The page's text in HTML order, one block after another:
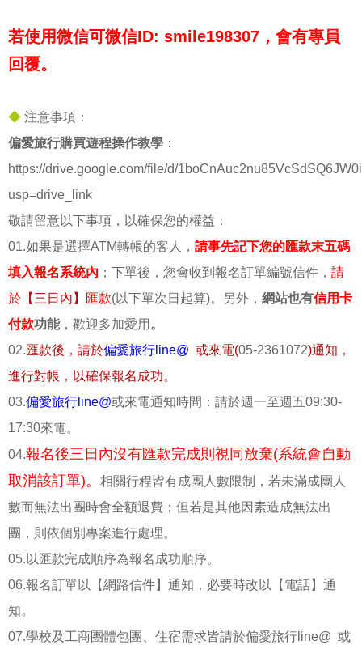
若使用微信可微信ID: smile198307，會有專員
回覆。
◆ 注意事項：
偏愛旅行購買遊程操作教學 ：
https://drive.google.com/file/d/
usp=drive_link
敬請留意以下事項，以確保您的權益：
01.如果是選擇ATM轉帳的客人， 請事先記下您的匯款末五碼
填入報名系統內 ；下單後，您會收到報名訂單編號信件， 請
於 【三日內】 匯款(以下單次日起算)。另外， 網站也有信用卡
付款功能，歡迎多加愛用 。
02.匯款後，請於偏愛旅行line@ 或來電(05-2361072)通知，
進行對帳，以確保報名成功。
03.偏愛旅行line@或來電通知時間：請於週一至週五09:30-
17:30來電。
04.報名後三日內沒有匯款完成則視同放棄(系統會自動
取消該訂單)。 相關行程皆有成團人數限制，若未滿成團人
數而無法出團時會全額退費；但若是其他因素造成無法出
團，則依個別專案進行處理。
05.以匯款完成順序為報名成功順序。
06.報名訂單以【網路信件】通知，必要時改以【電話】通
知。
07.學校及工商團體包團、住宿需求皆請於偏愛旅行line@ 或